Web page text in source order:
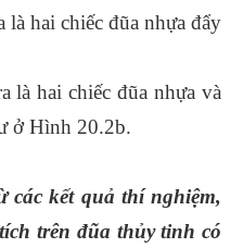
hai chiếc đũa nhựa đẩy
là hai chiếc đũa nhựa và
ở Hình 20.2b.
kết quả thí nghiệm,
trên đũa thủy tinh có